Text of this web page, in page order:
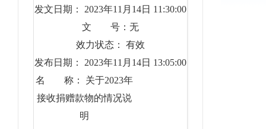
发文日期： 2023年11月14日 11:30:00
文 号：无
效力状态： 有效
发布日期： 2023年11月14日 13:05:00
名 称： 关于2023年
接收捐赠款物的情况说
明